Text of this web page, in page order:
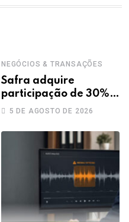
NEGÓCIOS & TRANSAÇÕES
Safra adquire
participação de 30%
na Treecorp
5 DE AGOSTO DE 2026